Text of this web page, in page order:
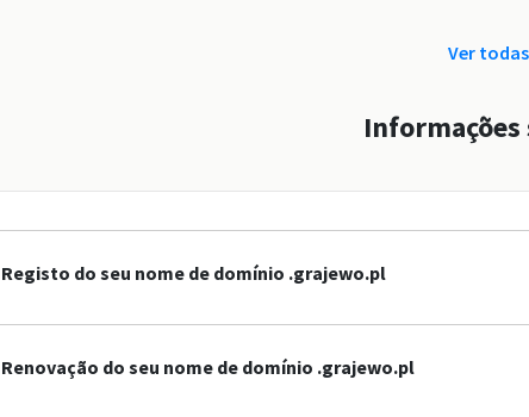
Ver
Registo do seu nome de domínio .grajewo.pl
Renovação do seu nome de domínio .grajewo.pl